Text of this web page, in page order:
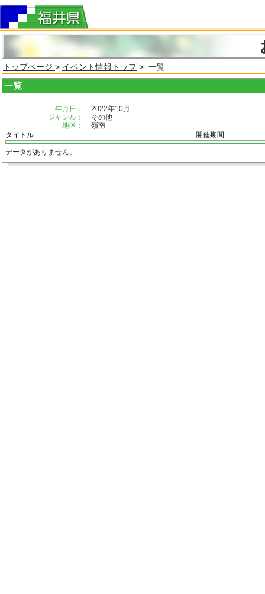
トップページ > イベント情報トップ> 一覧
一覧
年月日：
2022年10月
ジャンル：
その他
地区：
嶺南
タイトル
開催期間
データがありません。